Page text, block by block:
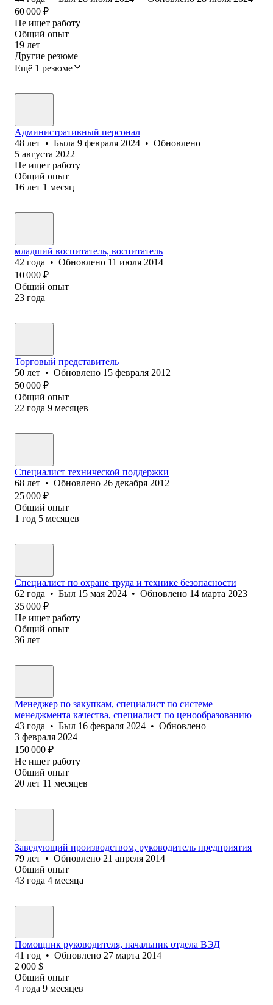
60 000 ₽
Не ищет работу
Общий опыт
19 лет
Другие резюме
Ещё 1 резюме
Административный персонал
48 лет • Была 9 февраля 2024 • Обновлено
5 августа 2022
Не ищет работу
Общий опыт
16 лет 1 месяц
младший воспитатель, воспитатель
42 года • Обновлено 11 июля 2014
10 000 ₽
Общий опыт
23 года
Торговый представитель
50 лет • Обновлено 15 февраля 2012
50 000 ₽
Общий опыт
22 года 9 месяцев
Специалист технической поддержки
68 лет • Обновлено 26 декабря 2012
25 000 ₽
Общий опыт
1 год 5 месяцев
Специалист по охране труда и технике безопасности
62 года • Был 15 мая 2024 • Обновлено 14 марта 2023
35 000 ₽
Не ищет работу
Общий опыт
36 лет
Менеджер по закупкам, специалист по системе
менеджмента качества, специалист по ценообразованию
43 года • Был 16 февраля 2024 • Обновлено
3 февраля 2024
150 000 ₽
Не ищет работу
Общий опыт
20 лет 11 месяцев
Заведующий производством, руководитель предприятия
79 лет • Обновлено 21 апреля 2014
Общий опыт
43 года 4 месяца
Помощник руководителя, начальник отдела ВЭД
41 год • Обновлено 27 марта 2014
2 000 $
Общий опыт
4 года 9 месяцев